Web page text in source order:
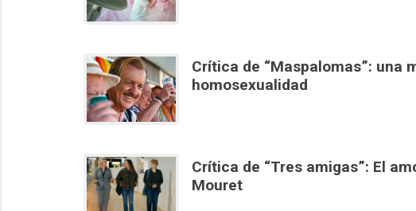
Crítica de “Maspalomas”: una
homosexualidad
Crítica de “Tres amigas”: El
Mouret